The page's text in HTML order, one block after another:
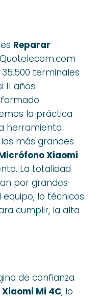
Reparar
Quotelecom.com
terminales
años
la práctica
herramienta
más grandes
Xiaomi
La totalidad
por grandes
lo técnicos
cumplir, la alta
de confianza
Mi 4C, lo